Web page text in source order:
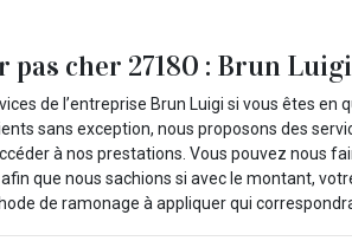
pas cher 27180 : Brun Luigi
de l’entreprise Brun Luigi si vous êtes en
sans exception, nous proposons des
à nos prestations. Vous pouvez nous
que nous sachions si avec le montant,
de ramonage à appliquer qui